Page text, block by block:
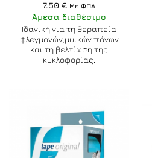
7.50 € Με ΦΠΑ
Άμεσα διαθέσιμο
Ιδανική για τη θεραπεία
φλεγμονών,μυικών πόνων
και τη βελτίωση της
κυκλοφορίας.